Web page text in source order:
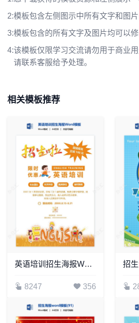
2:模板包含左侧图示中所有文字和图片
3:模板包含的所有文字及图片均可以修
4:该模板仅限学习交流请勿用于商业
请联系客服给予处理。
相关模板推荐
英语培训招生海报Word模板
8247 356